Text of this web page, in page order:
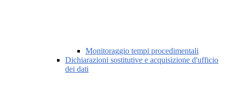
Monitoraggio tempi procedimentali
Dichiarazioni sostitutive e acquisizione d'ufficio
dei dati